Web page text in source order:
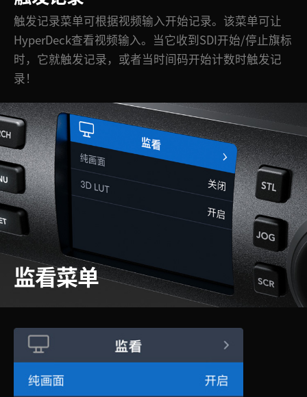
触发记录菜单可根据视频输入开始记录。该菜单可让
HyperDeck查看视频输入。当它收到SDI开始/停止旗标
时，它就触发记录，或者当时间码开始计数时触发记
录！
监看菜单